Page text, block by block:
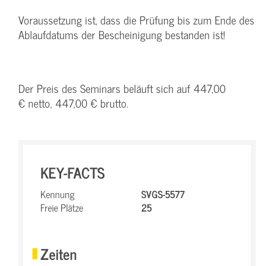
Voraussetzung ist, dass die Prüfung bis zum Ende des
Ablaufdatums der Bescheinigung bestanden ist!
Der Preis des Seminars beläuft sich auf 447,00
€ netto, 447,00 € brutto.
KEY-FACTS
Kennung
SVGS-5577
Freie Plätze
25
Zeiten